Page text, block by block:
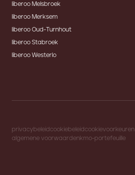
liberoo Melsbroek
liberoo Merksem
liberoo Oud-Turnhout
liberoo Stabroek
liberoo Westerlo
privacybeleidcookiebeleidcookievoorkeuren
algemene voorwaardenkmo-portefeuille